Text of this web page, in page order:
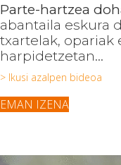
Parte-hartzea
abantaila eskura
txartelak, opariak
harpidetzetan...
> Ikusi azalpen bideoa
EMAN IZENA